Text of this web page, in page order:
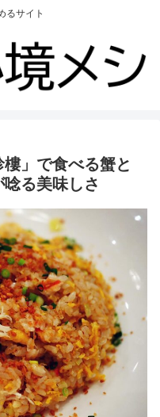
るサイト
」で食べる蟹と
る美味しさ